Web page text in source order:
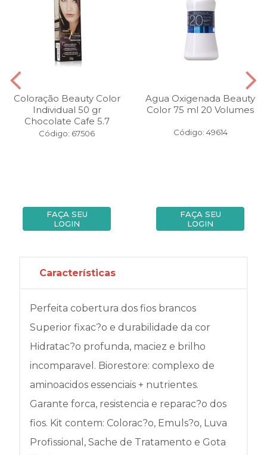
Coloração Beauty Color
Individual 50 gr
Chocolate Cafe 5.7
Código: 67506
FAÇA SEU
LOGIN
Agua Oxigenada Beauty
Color 75 ml 20 Volumes
Código: 49614
FAÇA SEU
LOGIN
Características
Perfeita cobertura dos fios brancos
Superior fixac?o e durabilidade da cor
Hidratac?o profunda, maciez e brilho
incomparavel. Biorestore: complexo de
aminoacidos essenciais + nutrientes.
Garante forca, resistencia e reparac?o dos
fios. Kit contem: Colorac?o, Emuls?o, Luva
Profissional, Sache de Tratamento e Gota